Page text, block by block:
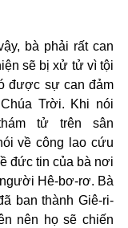
bà phải rất can
sẽ bị xử tử vì tội
được sự can đảm
Trời. Khi nói
tử trên sân
về công lao cứu
đức tin của bà nơi
Hê-bơ-rơ. Bà
ban thành Giê-ri-
nên họ sẽ chiến